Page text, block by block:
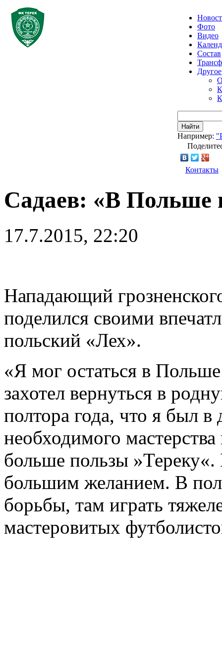
Фото
Видео
Состав
Другое
Найти
Например:
Контакты
Садаев: «В Польше
17.7.2015, 22:20
Нападающий
поделился своими
польский «Лех».
«Я мог остаться в
захотел вернуться в
полтора года, что я был в
необходимого
больше пользы »Тереку«.
большим желанием. В
борьбы, там играть
мастеровитых